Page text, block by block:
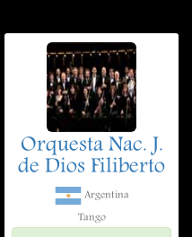
Orquesta Nac. J.
de Dios Filiberto
Argentina
Tango